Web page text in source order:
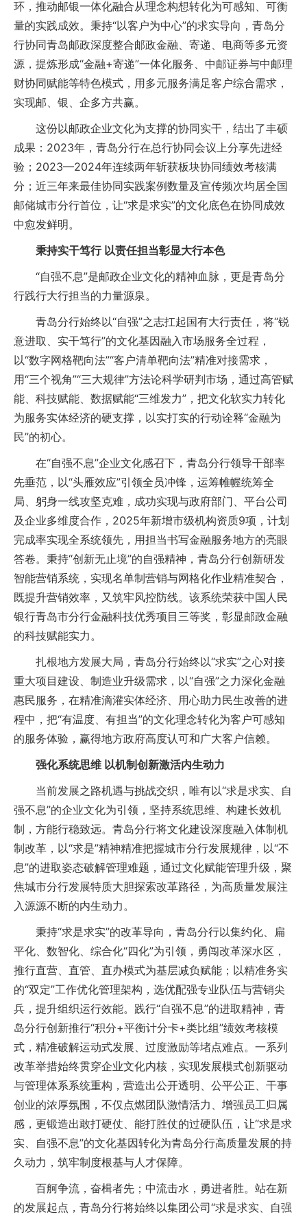
环，推动邮银一体化融合从理念构想转化为可感知、可衡
量的实践成效。秉持“以客户为中心”的求实导向，青岛分
行协同青岛邮政深度整合邮政金融、寄递、电商等多元资
源，提炼形成“金融+寄递”一体化服务、中邮证券与中邮理
财协同赋能等特色模式，用多元服务满足客户综合需求，
实现邮、银、企多方共赢。
这份以邮政企业文化为支撑的协同实干，结出了丰硕
成果：2023年，青岛分行在总行协同会议上分享先进经
验；2023—2024年连续两年斩获板块协同绩效考核满
分；近三年来最佳协同实践案例数量及宣传频次均居全国
邮储城市分行首位，让“求是求实”的文化底色在协同成效
中愈发鲜明。
秉持实干笃行 以责任担当彰显大行本色
“自强不息”是邮政企业文化的精神血脉，更是青岛分
行践行大行担当的力量源泉。
青岛分行始终以“自强”之志扛起国有大行责任，将“锐
意进取、实干笃行”的文化基因融入市场服务全过程，
以“数字网格靶向法”“客户清单靶向法”精准对接需求，
用“三个视角”“三大规律”方法论科学研判市场，通过高管赋
能、科技赋能、数据赋能“三维发力”，把文化软实力转化
为服务实体经济的硬支撑，以实打实的行动诠释“金融为
民”的初心。
在“自强不息”企业文化感召下，青岛分行领导干部率
先垂范，以“头雁效应”引领全员冲锋，运筹帷幄统筹全
局、躬身一线攻坚克难，成功实现与政府部门、平台公司
及企业多维度合作，2025年新增市级机构资质9项，计划
完成率实现全系统领先，用担当书写金融服务地方的亮眼
答卷。秉持“创新无止境”的自强精神，青岛分行创新研发
智能营销系统，实现名单制营销与网格化作业精准契合，
既提升营销效率，又筑牢风控防线。该系统荣获中国人民
银行青岛市分行金融科技优秀项目三等奖，彰显邮政金融
的科技赋能实力。
扎根地方发展大局，青岛分行始终以“求实”之心对接
重大项目建设、制造业升级需求，以“自强”之力深化金融
惠民服务，在精准滴灌实体经济、用心助力民生改善的进
程中，把“有温度、有担当”的文化理念转化为客户可感知
的服务体验，赢得地方政府高度认可和广大客户信赖。
强化系统思维 以机制创新激活内生动力
当前发展之路机遇与挑战交织，唯有以“求是求实、自
强不息”的企业文化为引领，坚持系统思维、构建长效机
制，方能行稳致远。青岛分行将文化建设深度融入体制机
制改革，以“求是”精神精准把握城市分行发展规律，以“不
息”的进取姿态破解管理难题，通过文化赋能管理升级，聚
焦城市分行发展特质大胆探索改革路径，为高质量发展注
入源源不断的内生动力。
秉持“求是求实”的改革导向，青岛分行以集约化、扁
平化、数智化、综合化“四化”为引领，勇闯改革深水区，
推行直营、直管、直办模式为基层减负赋能；以精准务实
的“双定”工作优化管理架构，选优配强专业队伍与营销尖
兵，提升组织运行效能。践行“自强不息”的进取精神，青
岛分行创新推行“积分+平衡计分卡+类比组”绩效考核模
式，精准破解运动式发展、过度激励等堵点难点。一系列
改革举措始终贯穿企业文化内核，实现发展模式创新驱动
与管理体系系统重构，营造出公开透明、公平公正、干事
创业的浓厚氛围，不仅点燃团队激情活力、增强员工归属
感，更锻造出敢打硬仗、能打胜仗的过硬队伍，让“求是求
实、自强不息”的文化基因转化为青岛分行高质量发展的持
久动力，筑牢制度根基与人才保障。
百舸争流，奋楫者先；中流击水，勇进者胜。站在新
的发展起点，青岛分行将始终以集团公司“求是求实、自强